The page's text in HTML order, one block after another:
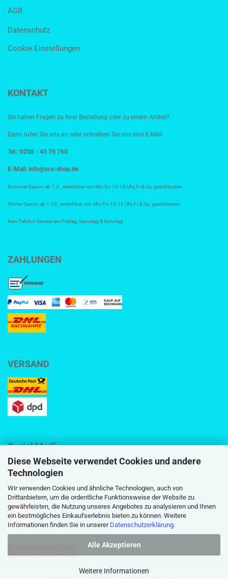
Diese Webseite verwendet Cookies und andere
Technologien
Wir verwenden Cookies und ähnliche Technologien, auch von
Drittanbietern, um die ordentliche Funktionsweise der Website zu
gewährleisten, die Nutzung unseres Angebotes zu analysieren und Ihnen
ein bestmögliches Einkaufserlebnis bieten zu können. Weitere
Informationen finden Sie in unserer Datenschutzerklärung.
Alle Akzeptieren
Weitere Informationen
AGB
Datenschutz
Cookie Einstellungen
KONTAKT
Sie haben Fragen zu Ihrer Bestellung oder zu einem Artikel?
Dann rufen Sie uns an oder schreiben Sie uns eine E-Mail.
Tel.: 0208 - 43 70 760
E-Mail: info@scs-shop.de
Sommer-Saison ab 1.3., erreichbar von Mo-Do 10-18 Uhr, Fr.& Sa. geschlossen
Winter-Saison ab 1.10., erreichbar von Mo-Do 10-16 Uhr, Fr.& Sa. geschlossen
Kein Telefon-Service am Freitag, Samstag & Sonntag
ZAHLUNGEN
VERSAND
Social Media